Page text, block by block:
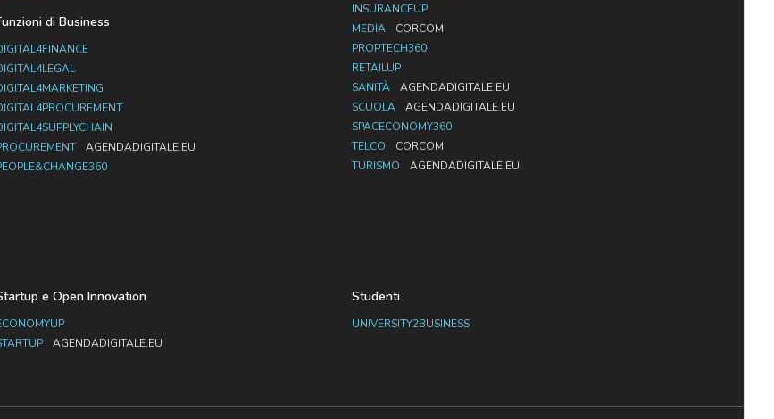
di Business
AGENDADIGITALE.EU
INSURANCEUP
MEDIA
CORCOM
PROPTECH360
RETAILUP
SANITÀ
AGENDADIGITALE.EU
SCUOLA
AGENDADIGITALE.EU
SPACECONOMY360
TELCO
CORCOM
TURISMO
AGENDADIGITALE.EU
e Open Innovation
AGENDADIGITALE.EU
Studenti
UNIVERSITY2BUSINESS